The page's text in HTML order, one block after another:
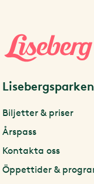
Lisebergsparken
Biljetter & priser
Årspass
Kontakta oss
Öppettider &